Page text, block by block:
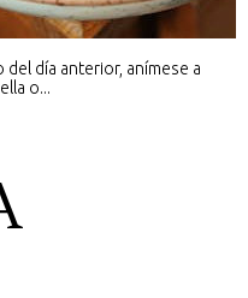
del día anterior, anímese a
o...